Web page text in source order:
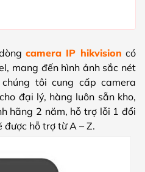
camera IP hikvision có
mang đến hình ảnh sắc nét
tôi cung cấp camera
đại lý, hàng luôn sẵn kho,
hãng 2 năm, hỗ trợ lỗi 1 đổi
được hỗ trợ từ A – Z.